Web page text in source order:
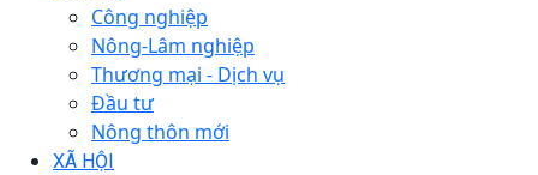
Công nghiệp
Nông-Lâm nghiệp
Thương mại - Dịch vụ
Đầu tư
Nông thôn mới
XÃ HỘI